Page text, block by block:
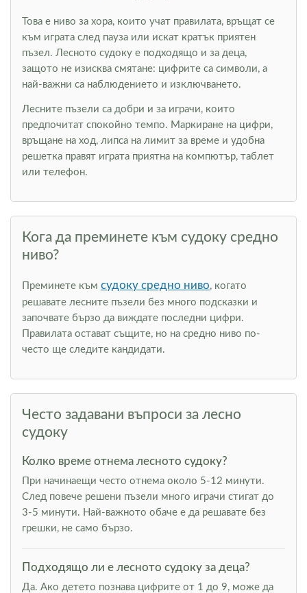
Това е ниво за хора, които учат правилата, връщат се
към играта след пауза или искат кратък приятен
пъзел. Лесното судоку е подходящо и за деца,
защото не изисква смятане: цифрите са символи, а
най-важни са наблюдението и изключването.
Лесните пъзели са добри и за играчи, които
предпочитат спокойно темпо. Маркиране на цифри,
връщане на ход, липса на лимит за време и удобна
решетка правят играта приятна на компютър, таблет
или телефон.
Кога да преминете към судоку средно
ниво?
Преминете към судоку средно ниво, когато
решавате лесните пъзели без много подсказки и
започвате бързо да виждате последни цифри.
Правилата остават същите, но на средно ниво по-
често ще следите кандидати.
Често задавани въпроси за лесно
судоку
Колко време отнема лесното судоку?
При начинаещи често отнема около 5-12 минути.
След повече решени пъзели много играчи стигат до
3-5 минути. Най-важното обаче е да решавате без
грешки, не само бързо.
Подходящо ли е лесното судоку за деца?
Да. Ако детето познава цифрите от 1 до 9, може да